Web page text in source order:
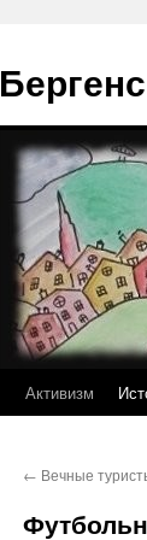
содержимому
Активизм
← Вечные